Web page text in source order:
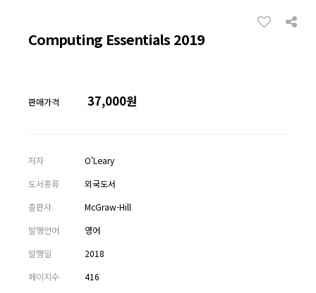
Computing Essentials 2019
판매가격 37,000원
저자
O'Leary
도서종류
외국도서
출판사
McGraw-Hill
발행언어
영어
발행일
2018
페이지수
416